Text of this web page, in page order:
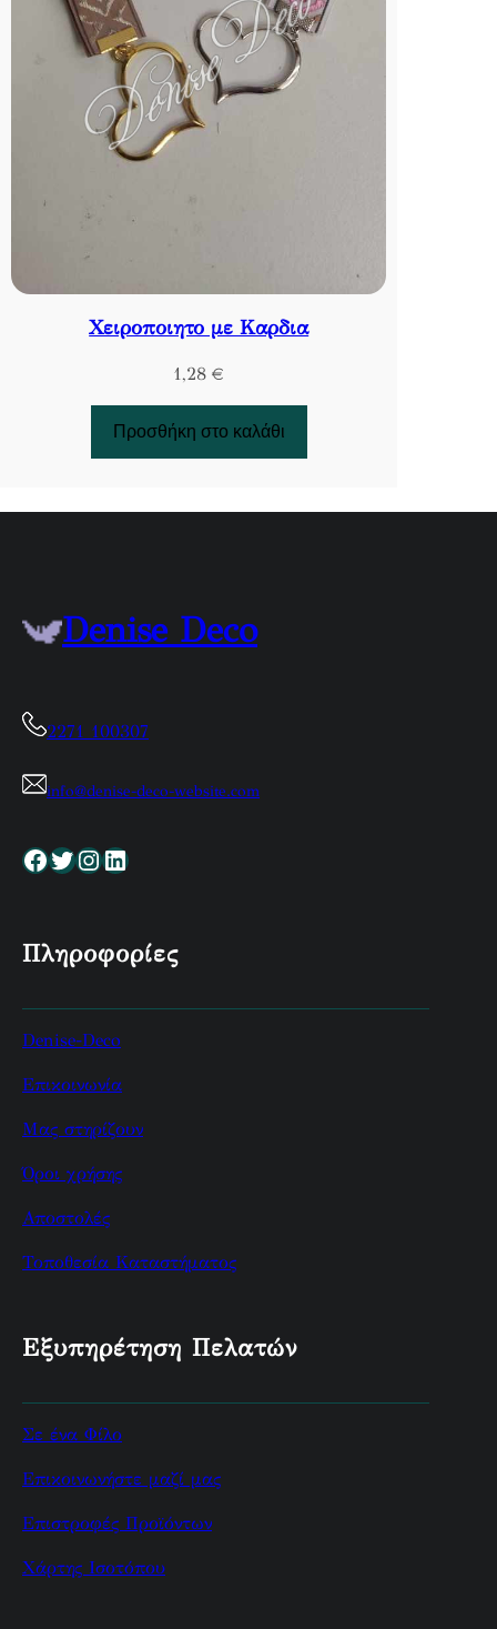
Χειροποιητο με Καρδια
1,28 €
Προσθήκη στο καλάθι
Denise Deco
2271 100307
info@denise-deco-website.com
Facebook Twitter InstagramLinkedin
Πληροφορίες
Denise-Deco
Επικοινωνία
Μας στηρίζουν
Όροι χρήσης
Αποστολές
Τοποθεσία Καταστήματος
Εξυπηρέτηση Πελατών
Σε ένα Φίλο
Επικοινωνήστε μαζί μας
Επιστροφές Προϊόντων
Χάρτης Ισοτόπου